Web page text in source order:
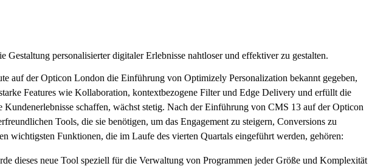
personalisierter digitaler Erlebnisse nahtloser und effektiver zu gestalten.
der Opticon London die Einführung von Optimizely Personalization bekannt gegeben,
Features wie Kollaboration, kontextbezogene Filter und Edge Delivery und erfüllt die
schaffen, wächst stetig. Nach der Einführung von CMS 13 auf der Opticon
Tools, die sie benötigen, um das Engagement zu steigern, Conversions zu
wichtigsten Funktionen, die im Laufe des vierten Quartals eingeführt werden, gehören:
dieses neue Tool speziell für die Verwaltung von Programmen jeder Größe und Komplexität